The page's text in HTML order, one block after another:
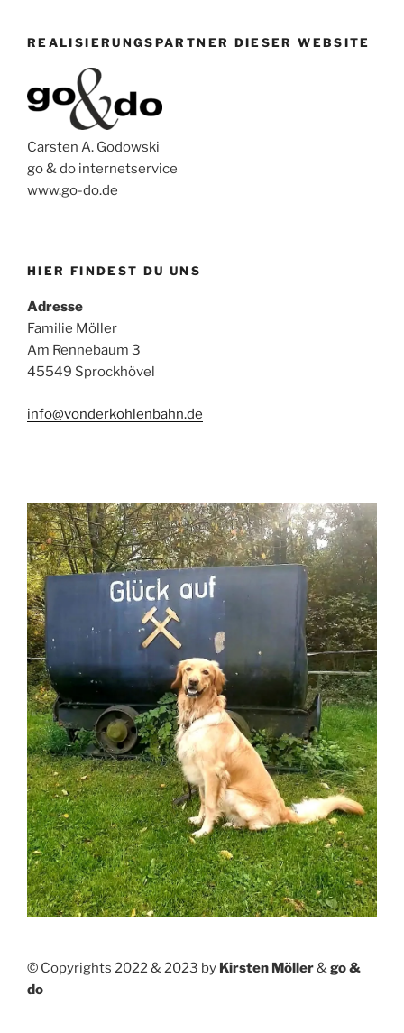
REALISIERUNGSPARTNER DIESER WEBSITE
Carsten A. Godowski
go & do internetservice
www.go-do.de
HIER FINDEST DU UNS
Adresse
Familie Möller
Am Rennebaum 3
45549 Sprockhövel
info@vonderkohlenbahn.de
© Copyrights 2022 & 2023 by Kirsten Möller& go &
do